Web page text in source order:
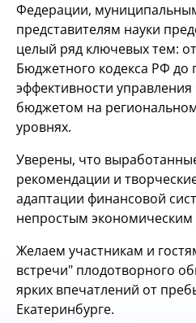
Федерации,
представителям науки
целый ряд ключевых тем:
Бюджетного кодекса РФ
эффективности
бюджетом на
уровнях.
Уверены, что
рекомендации и
адаптации финансовой
непростым экономическим
Желаем участникам и
встречи" плодотворного
ярких впечатлений от
Екатеринбурге.